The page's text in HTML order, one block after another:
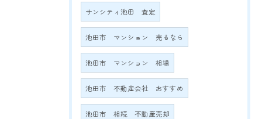
サンシティ池田 査定
池田市 マンション 売るなら
池田市 マンション 相場
池田市 不動産会社 おすすめ
池田市 相続 不動産売却